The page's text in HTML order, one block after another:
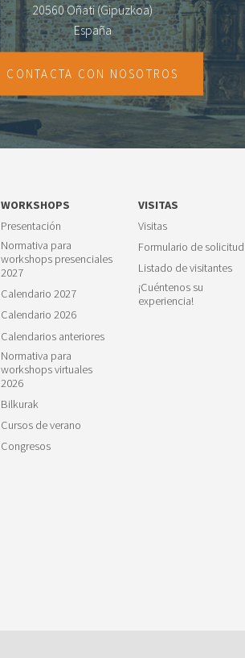
20560 Oñati (Gipuzkoa)
España
CONTACTA CON NOSOTROS
WORKSHOPS
Presentación
Normativa para
workshops presenciales
2027
Calendario 2027
Calendario 2026
Calendarios anteriores
Normativa para
workshops virtuales
2026
Bilkurak
Cursos de verano
Congresos
VISITAS
Visitas
Formulario de solicitud
Listado de visitantes
¡Cuéntenos su
experiencia!